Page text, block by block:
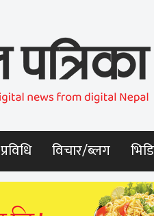
प्रविधि विचार/ब्लग